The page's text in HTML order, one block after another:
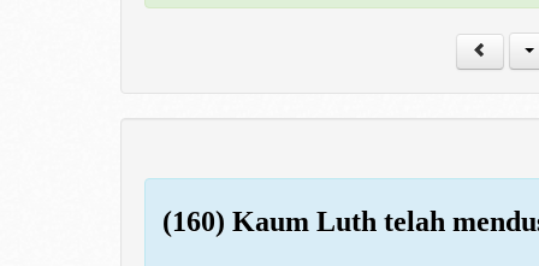
(160) Kaum Luth telah